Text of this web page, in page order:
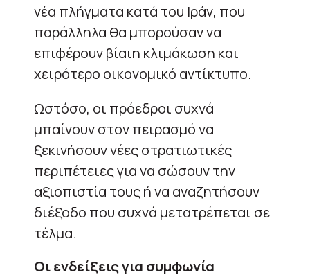
νέα πλήγματα κατά του Ιράν, που
παράλληλα θα μπορούσαν να
επιφέρουν βίαιη κλιμάκωση και
χειρότερο οικονομικό αντίκτυπο.
Ωστόσο, οι πρόεδροι συχνά
μπαίνουν στον πειρασμό να
ξεκινήσουν νέες στρατιωτικές
περιπέτειες για να σώσουν την
αξιοπιστία τους ή να αναζητήσουν
διέξοδο που συχνά μετατρέπεται σε
τέλμα.
Οι ενδείξεις για συμφωνία